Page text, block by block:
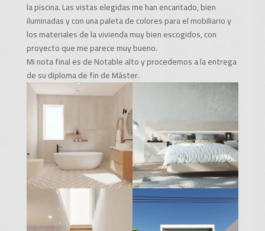
la piscina. Las vistas elegidas me han encantado, bien
iluminadas y con una paleta de colores para el mobiliario y
los materiales de la vivienda muy bien escogidos, con
proyecto que me parece muy bueno.
Mi nota final es de Notable alto y procedemos a la entrega
de su diploma de fin de Máster.